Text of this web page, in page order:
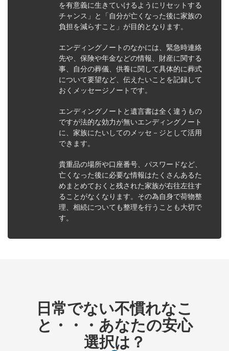
を有意義に生きていけるようにリセットする
チャンス」と「自分が亡くなった後に家族の
負担を減らすこと」が目的となります。
エンディングノートのなかには、緊急時連絡
先や、保険や年金などの情報、財産に関する
事、自分の葬儀、供養に関して具体的に葬式
について要望など、伝えたいことを記録して
おくメッセージノートです。
エンディングノートと遺言書は全く違うもの
ですが法的な効力が無いエンディングノート
に、家族にたいしてのメッセ－ジとして活用
できます。
貴重品の場所や口座番号、パスワードなど、
亡くなった後に必要な情報はたくさんあるた
めまとめておくと残された家族が右往左往す
ることがなくなります。その為自身で荷物整
理、相続についても整理を行うことも大切で
す。
日常でない不慣れなこ
と・・・あなたの安心
選択は？